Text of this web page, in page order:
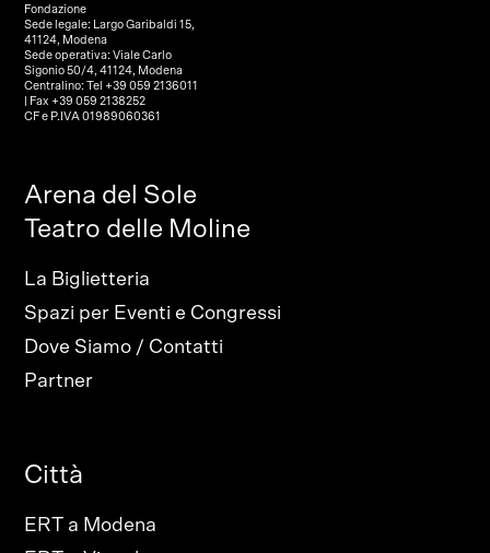
Fondazione
Sede legale: Largo Garibaldi 15,
41124, Modena
Sede operativa: Viale Carlo
Sigonio 50/4, 41124, Modena
Centralino: Tel +39 059 2136011
| Fax +39 059 2138252
CF e P.IVA 01989060361
Arena del Sole
Teatro delle Moline
La Biglietteria
Spazi per Eventi e Congressi
Dove Siamo / Contatti
Partner
Città
ERT a Modena